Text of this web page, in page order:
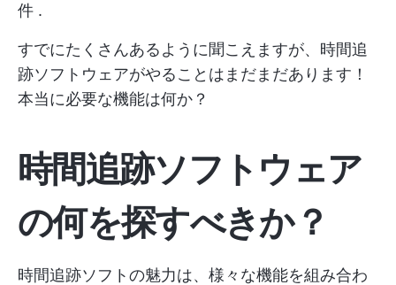
件 .
すでにたくさんあるように聞こえますが、時間追
跡ソフトウェアがやることはまだまだあります！
本当に必要な機能は何か？
時間追跡ソフトウェア
の何を探すべきか？
時間追跡ソフトの魅力は、様々な機能を組み合わ